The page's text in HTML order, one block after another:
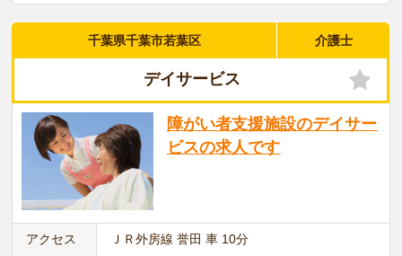
千葉県千葉市若葉区 介護士
デイサービス
障がい者支援施設のデイサー
ビスの求人です
アクセス ＪＲ外房線 誉田 車 10分